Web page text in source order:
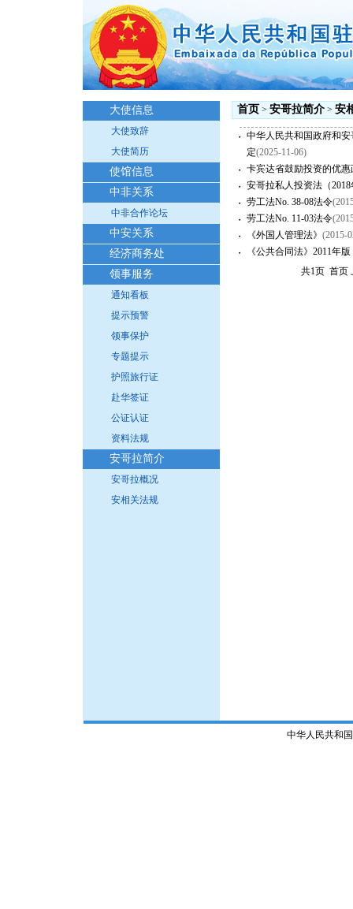
大使信息
大使致辞
大使简历
使馆信息
中非关系
中非合作论坛
中安关系
经济商务处
领事服务
通知看板
提示预警
领事保护
专题提示
护照旅行证
赴华签证
公证认证
资料法规
安哥拉简介
安哥拉概况
安相关法规
首页 > 安哥拉简介 > 安
・ 中华人民共和国政府和
定(2025-11-06)
・ 卡宾达省鼓励投资的优
・ 安哥拉私人投资法（
・ 劳工法No. 38-08法令
・ 劳工法No. 11-03法令
・
《外国人管理法》 (2015-
・
《公共合同法》2011年
共1页 首页
中华人民共和